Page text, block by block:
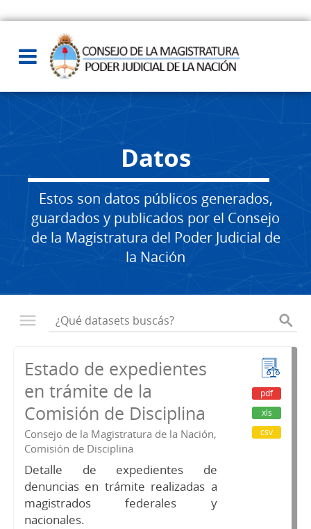
Datos
Estos son datos públicos generados,
guardados y publicados por el Consejo
de la Magistratura del Poder Judicial de
la Nación
Estado de expedientes
en trámite de la
Comisión de Disciplina
Consejo de la Magistratura de la Nación,
Comisión de Disciplina
Detalle de expedientes de
denuncias en trámite realizadas a
magistrados federales y
nacionales.
pdf
xls
csv